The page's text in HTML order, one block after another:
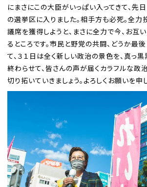
にまさにこの大臣がいっぱい入ってきて、先
の選挙区に入りました。相手方も必死。全力
議席を獲得しようと、まさに全力で今、お互
るところです。市民と野党の共闘、どうか最
て、３１日は全く新しい政治の景色を、真っ
終わらせて、皆さんの声が届くカラフルな政
切り拓いていきましょう。よろしくお願いを申